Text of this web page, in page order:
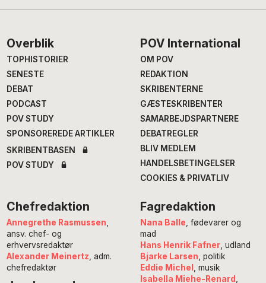
Footer
Overblik
TOPHISTORIER
SENESTE
DEBAT
PODCAST
POV STUDY
SPONSOREREDE ARTIKLER
SKRIBENTBASEN
POV STUDY
POV International
OM POV
REDAKTION
SKRIBENTERNE
GÆSTESKRIBENTER
SAMARBEJDSPARTNERE
DEBATREGLER
BLIV MEDLEM
HANDELSBETINGELSER
COOKIES & PRIVATLIV
Chefredaktion
Annegrethe Rasmussen,
ansv. chef- og
erhvervsredaktør
Alexander Meinertz, adm.
chefredaktør
Fagredaktion
Nana Balle, fødevarer og
mad
Hans Henrik Fafner, udland
Bjarke Larsen, politik
Eddie Michel , musik
Isabella Miehe-Renard ,